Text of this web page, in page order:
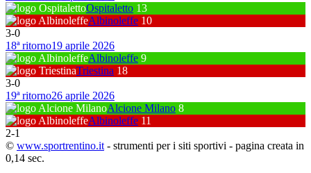
Ospitaletto 13
Albinoleffe 10
3-0
18ª ritorno19 aprile 2026
Albinoleffe 9
Triestina 18
3-0
19ª ritorno26 aprile 2026
Alcione Milano 8
Albinoleffe 11
2-1
© www.sportrentino.it - strumenti per i siti sportivi - pagina creata in
0,14 sec.